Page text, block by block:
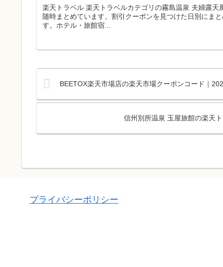
楽天トラベル 楽天トラベルカテゴリの霧島温泉 夫婦露
随時まとめています。割引クーポンを見つけた日別にま
す。ホテル・旅館宿...
BEETOX楽天市場店の楽天市場クーポンコード｜
信州別所温泉 玉屋旅館の楽天
プライバシーポリシー